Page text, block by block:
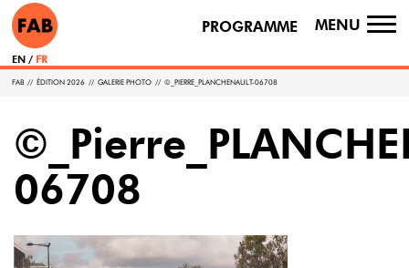
PROGRAMME MENU
EN FR
FAB // ÉDITION 2026 // GALERIE PHOTO // ©_PIERRE_PLANCHENAULT-06708
06708